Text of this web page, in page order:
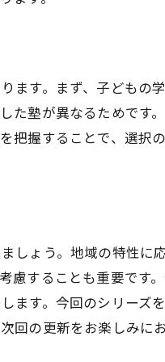
業の選び方
の指導スタイル
形式のバリエーション
与える影響
びの場を発見
ポイントと手法
めの比較の観点
徴と選び方
強みと弱み
す。まず、子どもの
塾が異なるためです
握することで、選択
しょう。地域の特性
することも重要です
す。今回のシリーズ
回の更新をお楽しみに